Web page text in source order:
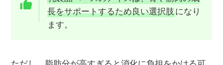
長をサポートするため良い選択肢になり
ます。